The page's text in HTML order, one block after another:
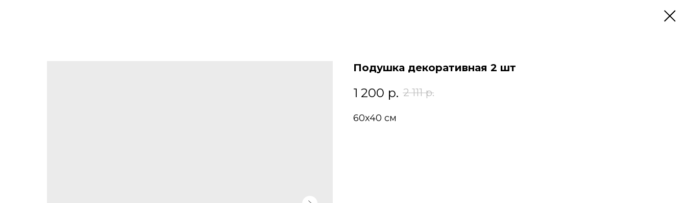
Подушка декоративная 2 шт
1 200 р. 2 111 р.
60х40 см